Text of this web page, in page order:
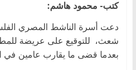
كتب- محمود هاشم:
دعت أسرة الناشط المصري
شعث، للتوقيع على عريضة
بعدما قضى ما يقارب عامين في